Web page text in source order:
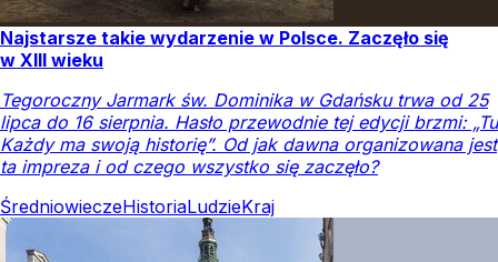
Najstarsze takie wydarzenie w Polsce. Zaczęło się
w XIII wieku
Tegoroczny Jarmark św. Dominika w Gdańsku trwa od 25
lipca do 16 sierpnia. Hasło przewodnie tej edycji brzmi: „Tu
Każdy ma swoją historię”. Od jak dawna organizowana jest
ta impreza i od czego wszystko się zaczęło?
ŚredniowieczeHistoriaLudzieKraj